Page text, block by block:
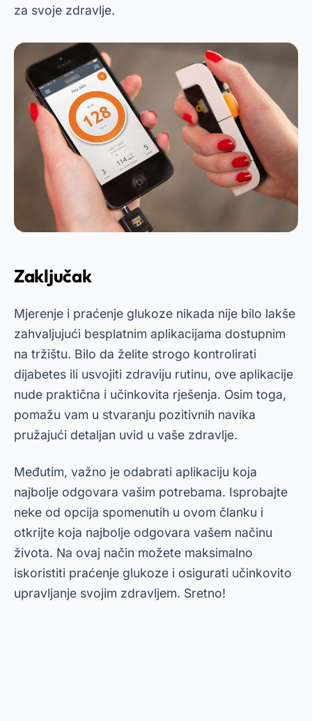
za svoje zdravlje.
Zaključak
Mjerenje i praćenje glukoze nikada nije bilo lakše
zahvaljujući besplatnim aplikacijama dostupnim
na tržištu. Bilo da želite strogo kontrolirati
dijabetes ili usvojiti zdraviju rutinu, ove aplikacije
nude praktična i učinkovita rješenja. Osim toga,
pomažu vam u stvaranju pozitivnih navika
pružajući detaljan uvid u vaše zdravlje.
Međutim, važno je odabrati aplikaciju koja
najbolje odgovara vašim potrebama. Isprobajte
neke od opcija spomenutih u ovom članku i
otkrijte koja najbolje odgovara vašem načinu
života. Na ovaj način možete maksimalno
iskoristiti praćenje glukoze i osigurati učinkovito
upravljanje svojim zdravljem. Sretno!